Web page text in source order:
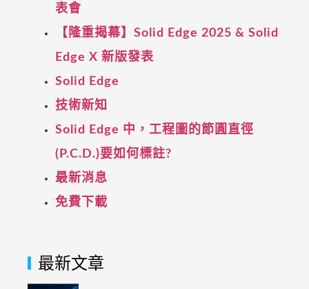
表會
【隆重揭幕】Solid Edge 2025 & Solid
Edge X 新版發表
Solid Edge
技術新知
Solid Edge 中，工程圖的節圓直徑
(P.C.D.)要如何標註?
最新消息
免費下載
最新文章